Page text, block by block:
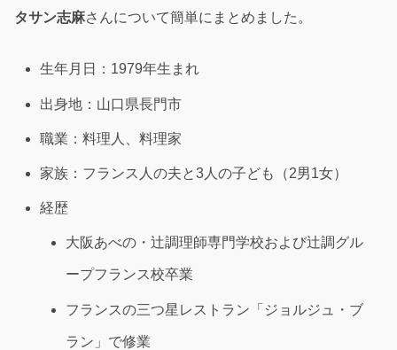
タサン志麻さんについて簡単にまとめました。
生年月日：1979年生まれ
出身地：山口県長門市
職業：料理人、料理家
家族：フランス人の夫と3人の子ども（2男1女）
経歴
大阪あべの・辻調理師専門学校および辻調グル
ープフランス校卒業
フランスの三つ星レストラン「ジョルジュ・ブ
ラン」で修業